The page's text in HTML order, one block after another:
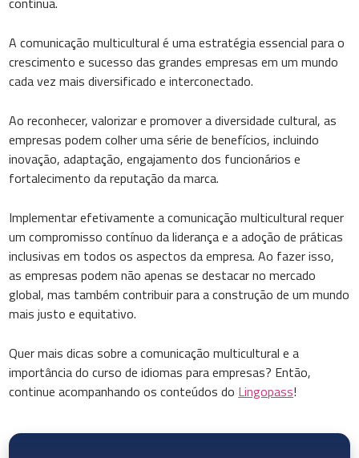
A comunicação multicultural é uma estratégia essencial para o
crescimento e sucesso das grandes empresas em um mundo
cada vez mais diversificado e interconectado.
Ao reconhecer, valorizar e promover a diversidade cultural, as
empresas podem colher uma série de benefícios, incluindo
inovação, adaptação, engajamento dos funcionários e
fortalecimento da reputação da marca.
Implementar efetivamente a comunicação multicultural requer
um compromisso contínuo da liderança e a adoção de práticas
inclusivas em todos os aspectos da empresa. Ao fazer isso,
as empresas podem não apenas se destacar no mercado
global, mas também contribuir para a construção de um mundo
mais justo e equitativo.
Quer mais dicas sobre a comunicação multicultural e a
importância do curso de idiomas para empresas? Então,
continue acompanhando os conteúdos do Lingopass!